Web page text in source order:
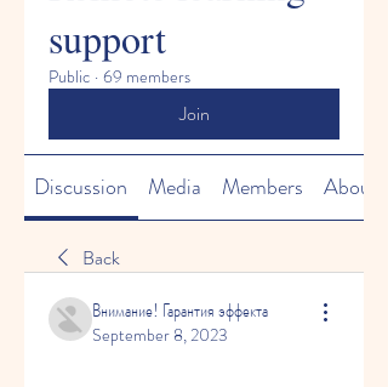
support
Public · 69 members
Join
Discussion Media Members About
Back
Внимание! Гарантия эффекта
September 8, 2023